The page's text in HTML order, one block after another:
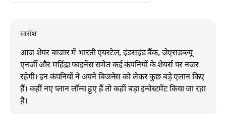
सारांश
आज शेयर बाजार में भारती एयरटेल, इंडसइंड बैंक, जेएसडब्ल्यू
एनर्जी और महिंद्रा फाइनेंस समेत कई कंपनियों के शेयर्स पर नजर
रहेगी। इन कंपनियों ने अपने बिजनेस को लेकर कुछ बड़े एलान किए
हैं। कहीं नए प्लान लॉन्च हुए हैं तो कहीं बड़ा इन्वेस्टमेंट किया जा रहा
है।